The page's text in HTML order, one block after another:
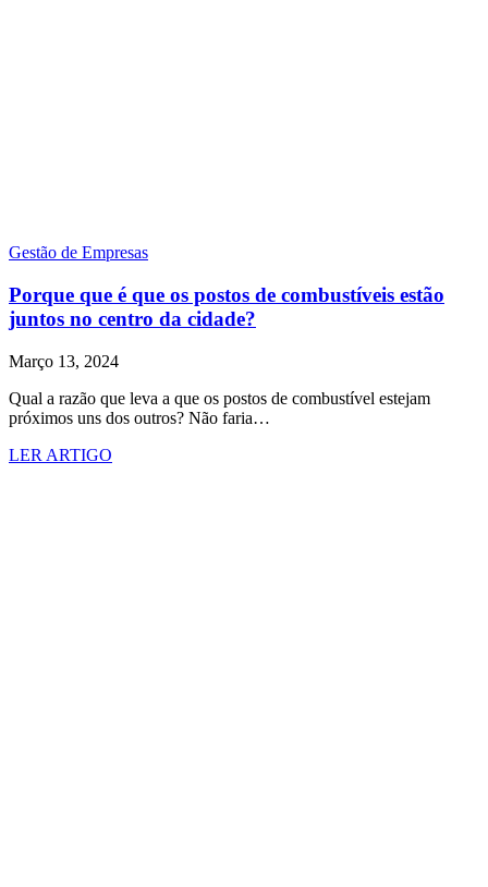
Gestão de Empresas
Porque que é que os postos de combustíveis estão
juntos no centro da cidade?
Março 13, 2024
Qual a razão que leva a que os postos de combustível estejam
próximos uns dos outros? Não faria…
LER ARTIGO